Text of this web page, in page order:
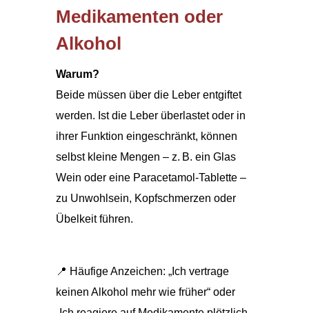
Medikamenten oder
Alkohol
Warum?
Beide müssen über die Leber entgiftet
werden. Ist die Leber überlastet oder in
ihrer Funktion eingeschränkt, können
selbst kleine Mengen – z. B. ein Glas
Wein oder eine Paracetamol-Tablette –
zu Unwohlsein, Kopfschmerzen oder
Übelkeit führen.
📍 Häufige Anzeichen: „Ich vertrage
keinen Alkohol mehr wie früher“ oder